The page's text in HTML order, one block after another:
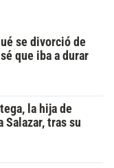
se divorció de
que iba a durar
la hija de
Salazar, tras su